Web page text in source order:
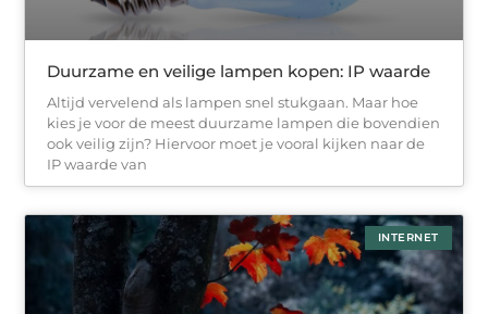
Duurzame en veilige lampen kopen: IP waarde
Altijd vervelend als lampen snel stukgaan. Maar hoe
kies je voor de meest duurzame lampen die bovendien
ook veilig zijn? Hiervoor moet je vooral kijken naar de
IP waarde van
INTERNET